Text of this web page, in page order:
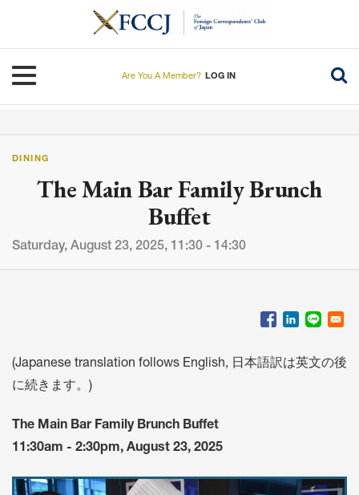
Toggle navigation
Are You A Member? LOG IN
DINING
The Main Bar Family Brunch
Buffet
Saturday, August 23, 2025, 11:30 - 14:30
(Japanese translation follows English, 日本語訳は英文の後
に続きます。)
The Main Bar Family Brunch Buffet
11:30am - 2:30pm, August 23, 2025